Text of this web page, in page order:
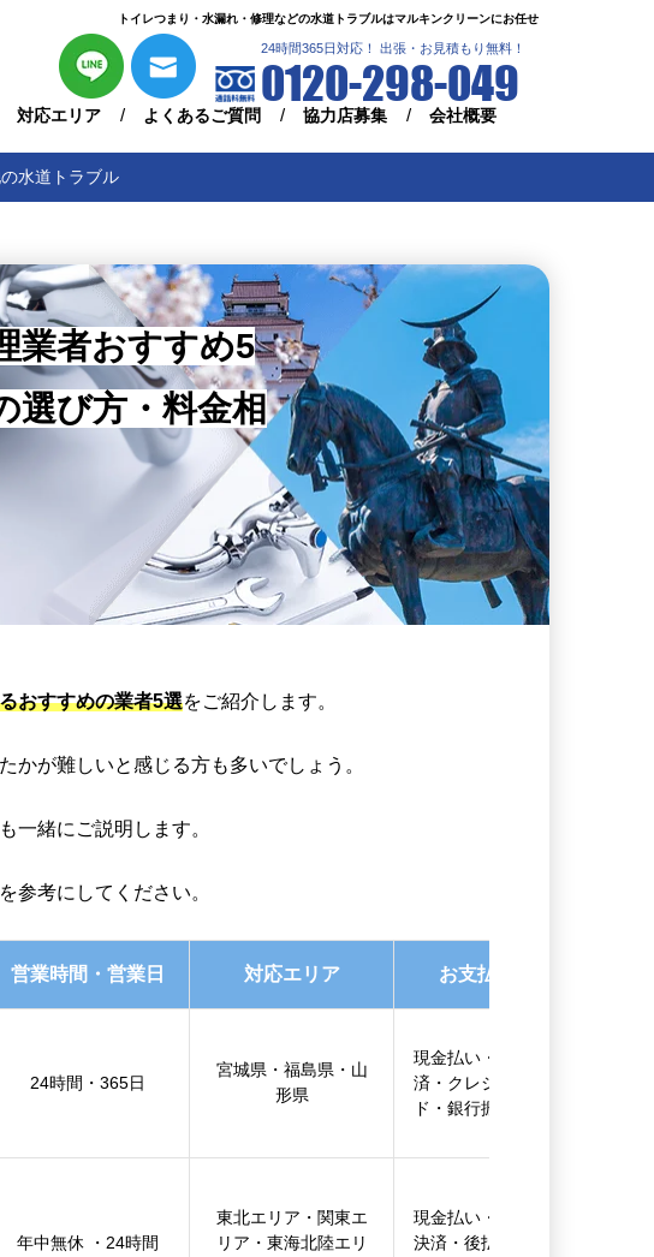
トイレつまり・水漏れ・修理などの水道トラブルはマルキンクリーンにお任せ
24時間365日対応！ 出張・お見積もり無料！
0120-298-049
対応エリア よくあるご質問 協力店募集 会社概要
水道トラブル
業者おすすめ5
選び方・料金相
おすすめの業者5選をご紹介します。
かが難しいと感じる方も多いでしょう。
一緒にご説明します。
参考にしてください。
営業時間・営業日 対応エリア お支払い方法
24時間・365日
宮城県・福島県・山
形県
現金払い・後払い決
済・クレジットカー
ド・銀行振込
年中無休 ・24時間
東北エリア・関東エ
リア・東海北陸エリ
現金払い・コンビニ
決済・後払い決済・